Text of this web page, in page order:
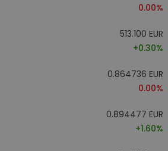
0.00%
513.100 EUR
+0.30%
0.864736 EUR
0.00%
0.894477 EUR
+1.60%